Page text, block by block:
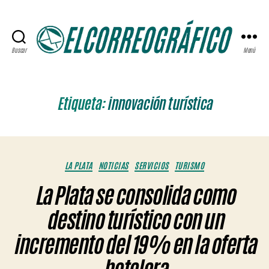
Buscar Menú
Etiqueta:innovación turística
Categorías
LA PLATA NOTICIAS SERVICIOS TURISMO
La Plata se consolida como
destino turístico con un
incremento del 19% en la oferta